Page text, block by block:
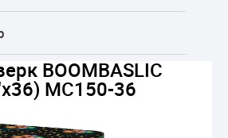
(1,5"x36) MC150-36
BOOMBASLIC
MC150-36